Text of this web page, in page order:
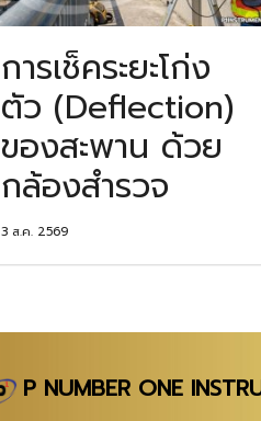
การเช็คระยะโก่ง
ตัว (Deflection)
ของสะพาน ด้วย
กล้องสำรวจ
3 ส.ค. 2569
P NUMBER ONE